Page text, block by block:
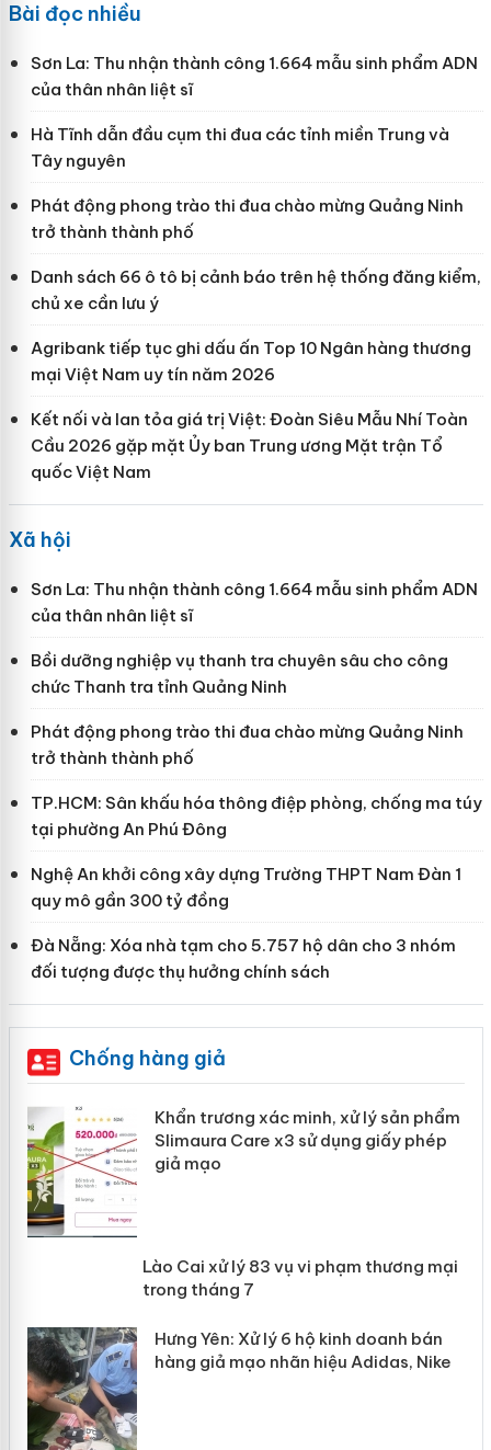
Bài đọc nhiều
Sơn La: Thu nhận thành công 1.664 mẫu sinh phẩm ADN
của thân nhân liệt sĩ
Hà Tĩnh dẫn đầu cụm thi đua các tỉnh miền Trung và
Tây nguyên
Phát động phong trào thi đua chào mừng Quảng Ninh
trở thành thành phố
Danh sách 66 ô tô bị cảnh báo trên hệ thống đăng kiểm,
chủ xe cần lưu ý
Agribank tiếp tục ghi dấu ấn Top 10 Ngân hàng thương
mại Việt Nam uy tín năm 2026
Kết nối và lan tỏa giá trị Việt: Đoàn Siêu Mẫu Nhí Toàn
Cầu 2026 gặp mặt Ủy ban Trung ương Mặt trận Tổ
quốc Việt Nam
Xã hội
Sơn La: Thu nhận thành công 1.664 mẫu sinh phẩm ADN
của thân nhân liệt sĩ
Bồi dưỡng nghiệp vụ thanh tra chuyên sâu cho công
chức Thanh tra tỉnh Quảng Ninh
Phát động phong trào thi đua chào mừng Quảng Ninh
trở thành thành phố
TP.HCM: Sân khấu hóa thông điệp phòng, chống ma túy
tại phường An Phú Đông
Nghệ An khởi công xây dựng Trường THPT Nam Đàn 1
quy mô gần 300 tỷ đồng
Đà Nẵng: Xóa nhà tạm cho 5.757 hộ dân cho 3 nhóm
đối tượng được thụ hưởng chính sách
Chống hàng giả
Khẩn trương xác minh, xử lý sản phẩm
Slimaura Care x3 sử dụng giấy phép
giả mạo
Lào Cai xử lý 83 vụ vi phạm thương
mại trong tháng 7